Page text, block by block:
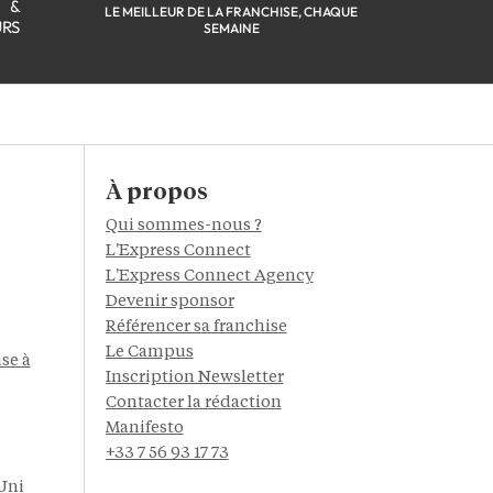
&
LE MEILLEUR DE LA FRANCHISE, CHAQUE
SEMAINE
à
À propos
Qui sommes-nous ?
L'Express Connect
L'Express Connect Agency
Devenir sponsor
Référencer sa franchise
Le Campus
Inscription Newsletter
Contacter la rédaction
Manifesto
+33 7 56 93 17 73